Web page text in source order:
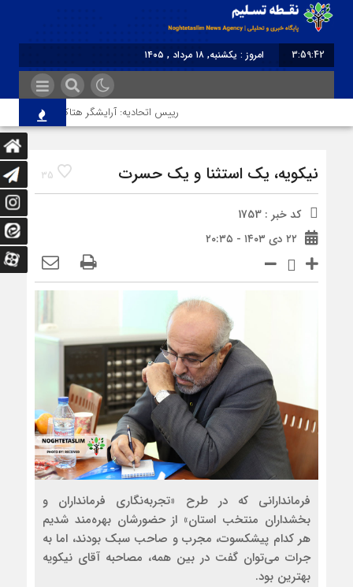
3:59:42
امروز : یکشنبه, ۱۸ مرداد , ۱۴۰۵
رییس اتحادیه: آرایشگر هتاک در قزوین عضو
35 نیکویه، یک استثنا و یک حسرت
کد خبر : 1753
۲۲ دی ۱۴۰۳ - ۲۰:۳۵
فرماندارانی که در طرح «تجربه‌نگاری فرمانداران و
بخشداران منتخب استان» از حضورشان بهره‌مند شدیم
هر کدام پیشکسوت، مجرب و صاحب سبک بودند، اما به
جرات می‌توان گفت در بین همه، مصاحبه آقای نیکویه
بهترین‌ بود.